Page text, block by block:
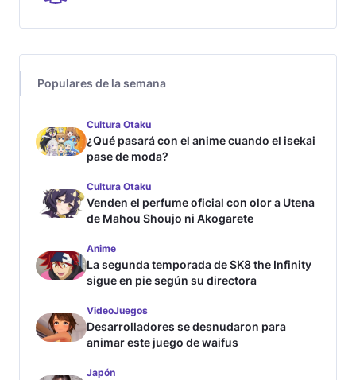
Populares de la semana
Cultura Otaku
¿Qué pasará con el anime cuando el isekai
pase de moda?
Cultura Otaku
Venden el perfume oficial con olor a Utena
de Mahou Shoujo ni Akogarete
Anime
La segunda temporada de SK8 the Infinity
sigue en pie según su directora
VideoJuegos
Desarrolladores se desnudaron para
animar este juego de waifus
Japón